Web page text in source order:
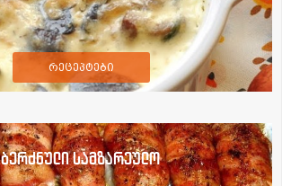
რეცეპტები
ბერძნული სამზარეულო